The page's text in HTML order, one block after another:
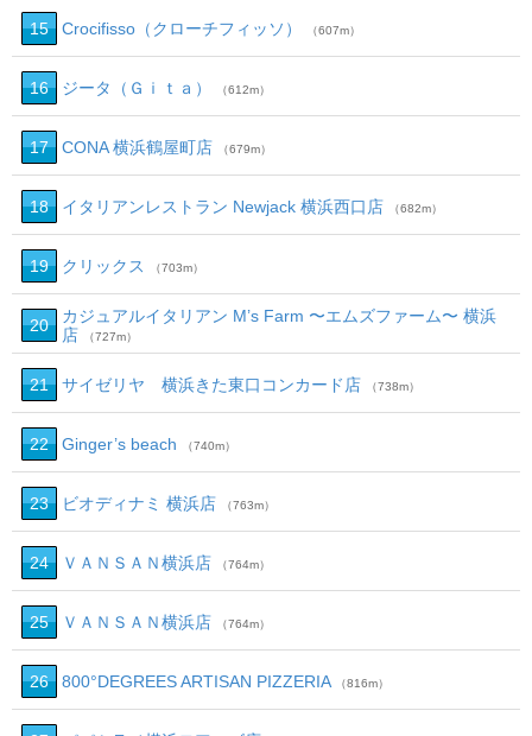
15 Crocifisso（クローチフィッソ） （607m）
16 ジータ（Ｇｉｔａ） （612m）
17 CONA 横浜鶴屋町店 （679m）
18 イタリアンレストラン Newjack 横浜西口店 （682m）
19 クリックス （703m）
20
カジュアルイタリアン M’s Farm 〜エムズファーム〜 横浜
店
（727m）
21 サイゼリヤ 横浜きた東口コンカード店 （738m）
22 Ginger’s beach （740m）
23 ビオディナミ 横浜店 （763m）
24 ＶＡＮＳＡＮ横浜店 （764m）
25 ＶＡＮＳＡＮ横浜店 （764m）
26 800°DEGREES ARTISAN PIZZERIA （816m）